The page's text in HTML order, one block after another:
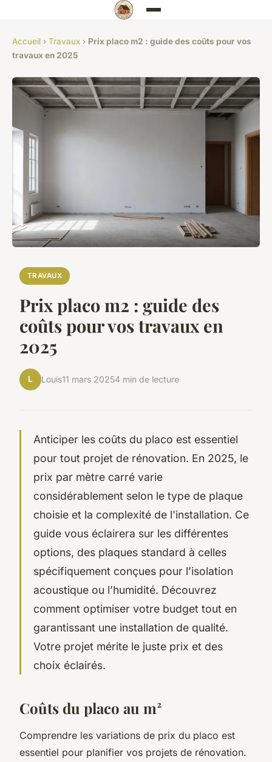
Accueil › Travaux › Prix placo m2 : guide des coûts pour vos
travaux en 2025
TRAVAUX
Prix placo m2 : guide des
coûts pour vos travaux en
2025
L Louis11 mars 20254 min de lecture
Anticiper les coûts du placo est essentiel
pour tout projet de rénovation. En 2025, le
prix par mètre carré varie
considérablement selon le type de plaque
choisie et la complexité de l'installation. Ce
guide vous éclairera sur les différentes
options, des plaques standard à celles
spécifiquement conçues pour l’isolation
acoustique ou l’humidité. Découvrez
comment optimiser votre budget tout en
garantissant une installation de qualité.
Votre projet mérite le juste prix et des
choix éclairés.
Coûts du placo au m²
Comprendre les variations de prix du placo est
essentiel pour planifier vos projets de rénovation.